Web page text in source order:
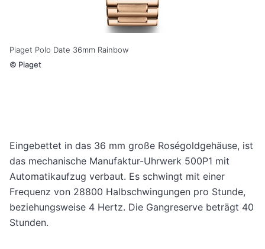
Piaget Polo Date 36mm Rainbow
© Piaget
Eingebettet in das 36 mm große Roségoldgehäuse, ist
das mechanische Manufaktur-Uhrwerk 500P1 mit
Automatikaufzug verbaut. Es schwingt mit einer
Frequenz von 28800 Halbschwingungen pro Stunde,
beziehungsweise 4 Hertz. Die Gangreserve beträgt 40
Stunden.